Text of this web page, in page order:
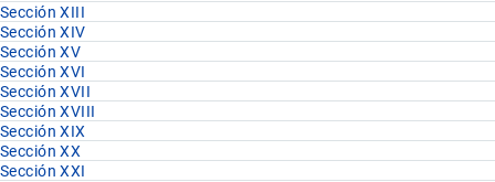
Sección XIII
Sección XIV
Sección XV
Sección XVI
Sección XVII
Sección XVIII
Sección XIX
Sección XX
Sección XXI